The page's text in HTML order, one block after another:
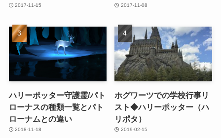
2017-11-15 2017-11-08
ハリーポッター守護霊/パト
ローナスの種類一覧とパト
ローナムとの違い
2018-11-18
ホグワーツでの学校行事リ
スト◆ハリーポッター（ハ
リポタ）
2019-02-15